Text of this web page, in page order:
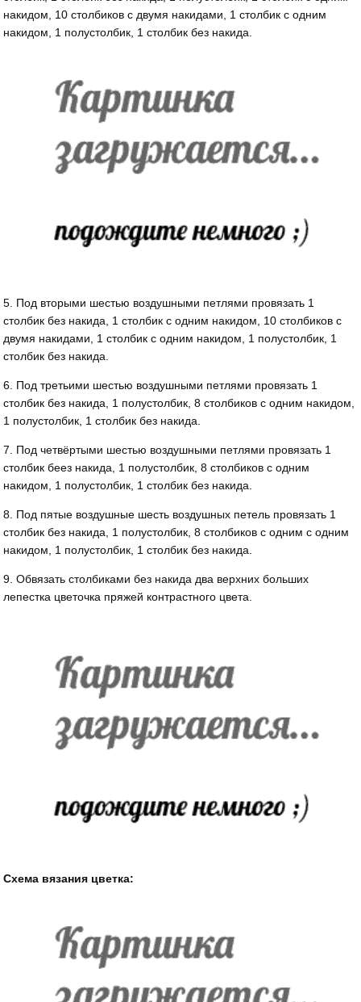
накидом, 10 столбиков с двумя накидами, 1 столбик с одним
накидом, 1 полустолбик, 1 столбик без накида.
5. Под вторыми шестью воздушными петлями провязать 1
столбик без накида, 1 столбик с одним накидом, 10 столбиков с
двумя накидами, 1 столбик с одним накидом, 1 полустолбик, 1
столбик без накида.
6. Под третьими шестью воздушными петлями провязать 1
столбик без накида, 1 полустолбик, 8 столбиков с одним накидом,
1 полустолбик, 1 столбик без накида.
7. Под четвёртыми шестью воздушными петлями провязать 1
столбик беез накида, 1 полустолбик, 8 столбиков с одним
накидом, 1 полустолбик, 1 столбик без накида.
8. Под пятые воздушные шесть воздушных петель провязать 1
столбик без накида, 1 полустолбик, 8 столбиков с одним с одним
накидом, 1 полустолбик, 1 столбик без накида.
9. Обвязать столбиками без накида два верхних больших
лепестка цветочка пряжей контрастного цвета.
Схема вязания цветка: